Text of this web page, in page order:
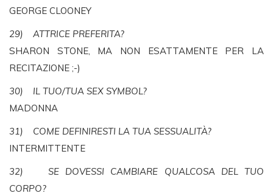
GEORGE CLOONEY
29) ATTRICE PREFERITA?
SHARON STONE, MA NON ESATTAMENTE PER LA
RECITAZIONE ;-)
30) IL TUO/TUA SEX SYMBOL?
MADONNA
31) COME DEFINIRESTI LA TUA SESSUALITÀ?
INTERMITTENTE
32) SE DOVESSI CAMBIARE QUALCOSA DEL TUO
CORPO?